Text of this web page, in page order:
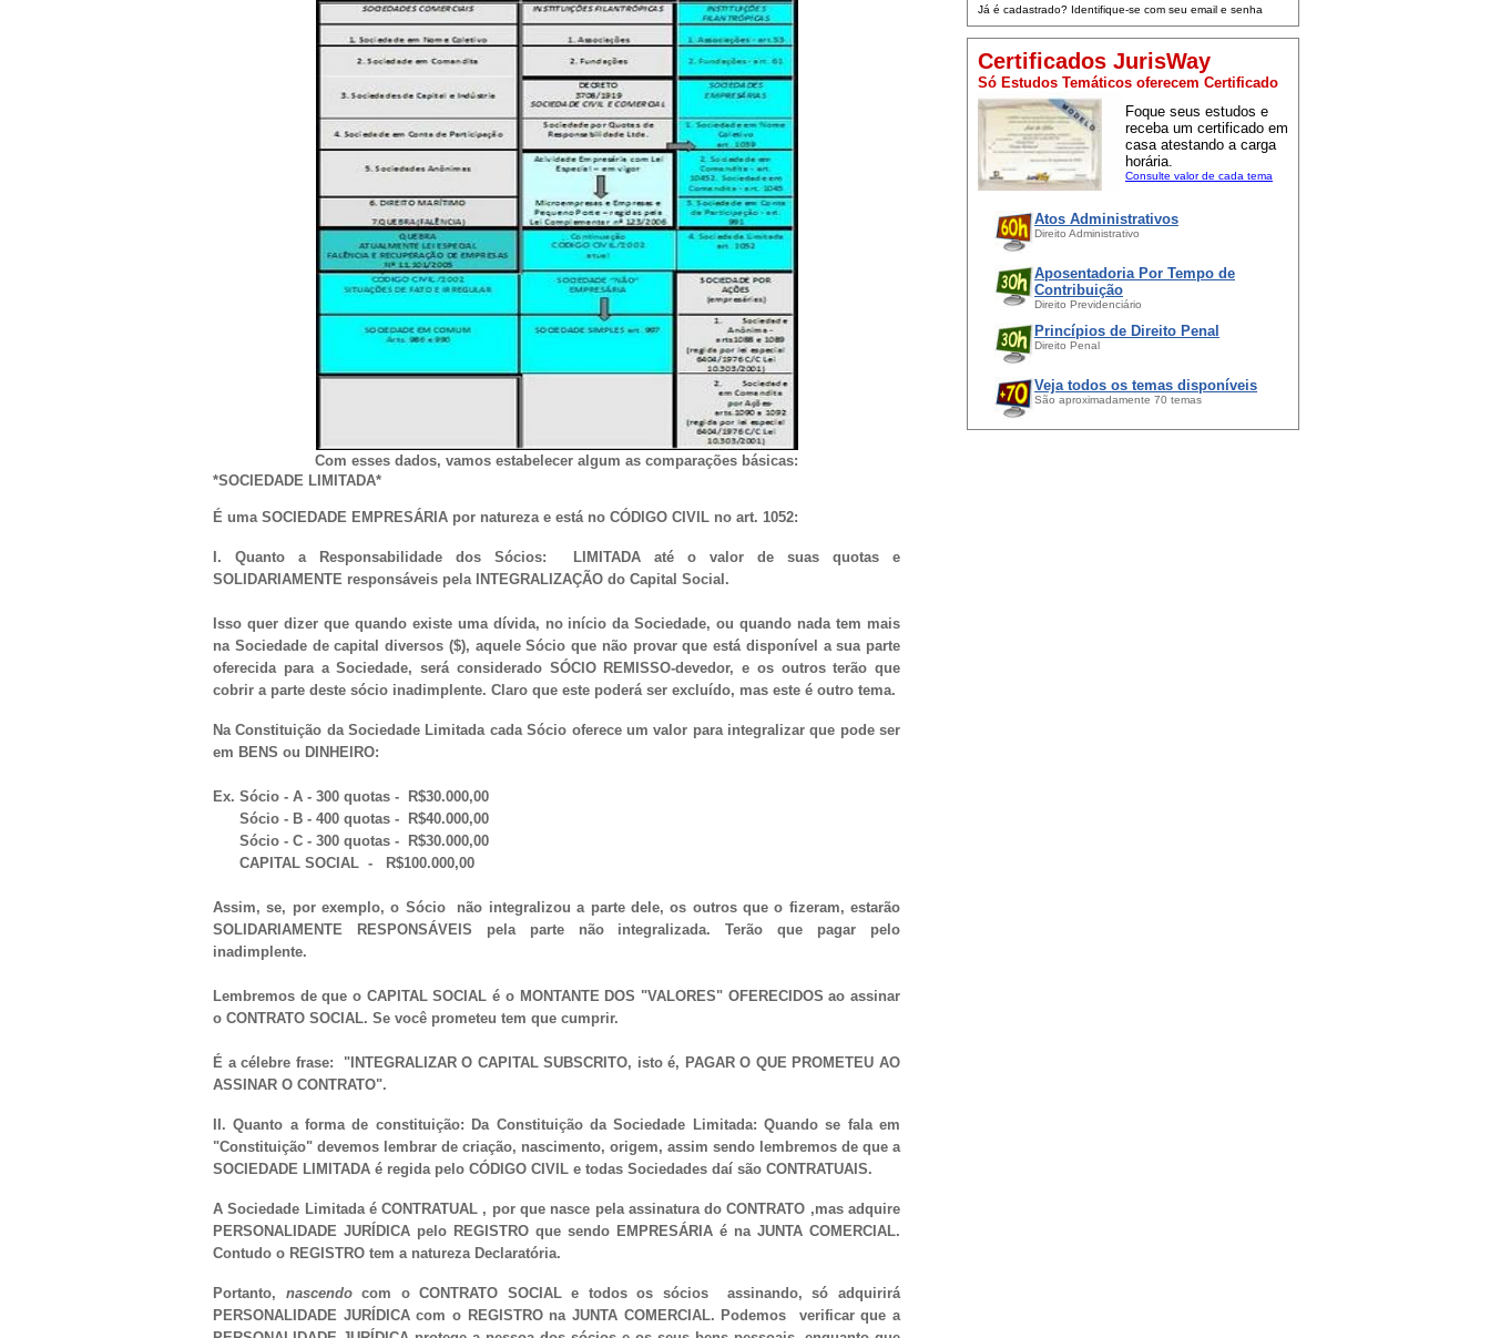
Já é cadastrado? Identifique-se com seu email e senha
Certificados JurisWay
Só Estudos Temáticos oferecem Certificado
Foque seus estudos e
receba um certificado em
casa atestando a carga
horária.
Consulte valor de cada tema
Atos Administrativos
Direito Administrativo
Aposentadoria Por Tempo de
Contribuição
Direito Previdenciário
Princípios de Direito Penal
Direito Penal
Veja todos os temas disponíveis
São aproximadamente 70 temas
Com esses dados, vamos estabelecer algum as comparações básicas:
*SOCIEDADE LIMITADA*
É uma SOCIEDADE EMPRESÁRIA por natureza e está no CÓDIGO CIVIL no art. 1052:
I. Quanto a Responsabilidade dos Sócios: LIMITADA até o valor de suas quotas e
SOLIDARIAMENTE responsáveis pela INTEGRALIZAÇÃO do Capital Social.
Isso quer dizer que quando existe uma dívida, no início da Sociedade, ou quando nada tem mais
na Sociedade de capital diversos ($), aquele Sócio que não provar que está disponível a sua parte
oferecida para a Sociedade, será considerado SÓCIO REMISSO-devedor, e os outros terão que
cobrir a parte deste sócio inadimplente. Claro que este poderá ser excluído, mas este é outro tema.
Na Constituição da Sociedade Limitada cada Sócio oferece um valor para integralizar que pode ser
em BENS ou DINHEIRO:
Ex. Sócio - A - 300 quotas - R$30.000,00
Sócio - B - 400 quotas - R$40.000,00
Sócio - C - 300 quotas - R$30.000,00
CAPITAL SOCIAL - R$100.000,00
Assim, se, por exemplo, o Sócio não integralizou a parte dele, os outros que o fizeram, estarão
SOLIDARIAMENTE RESPONSÁVEIS pela parte não integralizada. Terão que pagar pelo
inadimplente.
Lembremos de que o CAPITAL SOCIAL é o MONTANTE DOS "VALORES" OFERECIDOS ao assinar
o CONTRATO SOCIAL. Se você prometeu tem que cumprir.
É a célebre frase: "INTEGRALIZAR O CAPITAL SUBSCRITO, isto é, PAGAR O QUE PROMETEU AO
ASSINAR O CONTRATO".
II. Quanto a forma de constituição: Da Constituição da Sociedade Limitada: Quando se fala em
"Constituição" devemos lembrar de criação, nascimento, origem, assim sendo lembremos de que a
SOCIEDADE LIMITADA é regida pelo CÓDIGO CIVIL e todas Sociedades daí são CONTRATUAIS.
A Sociedade Limitada é CONTRATUAL , por que nasce pela assinatura do CONTRATO ,mas adquire
PERSONALIDADE JURÍDICA pelo REGISTRO que sendo EMPRESÁRIA é na JUNTA COMERCIAL.
Contudo o REGISTRO tem a natureza Declaratória.
Portanto, nascendocom o CONTRATO SOCIAL e todos os sócios assinando, só adquirirá
PERSONALIDADE JURÍDICA com o REGISTRO na JUNTA COMERCIAL. Podemos verificar que a